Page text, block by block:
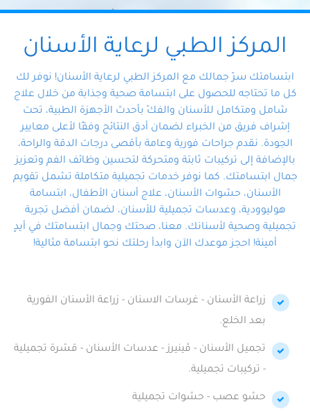
احتياجات الأسنان تحت سقف واحد،
وتضمن لك حلاً شاملًا لجميع
المتخصص ذوي الخبرة، ستجد نفسك
في أيد أمينة تلبي احتياجاتك بكل
احترافية ودقة.
المركز الطبي لرعاية الأسنان
ابتسامتك سرّ جمالك مع المركز الطبي لرعاية الأسنان! نوفر لك
كل ما تحتاجه للحصول على ابتسامة صحية وجذابة من خلال علاج
شامل ومتكامل للأسنان والفكّ بأحدث الأجهزة الطبية، تحت
إشراف فريق من الخبراء لضمان أدق النتائج وفقًا لأعلى معايير
الجودة. نقدم جراحات فورية وعامة بأقصى درجات الدقة والراحة،
بالإضافة إلى تركيبات ثابتة ومتحركة لتحسين وظائف الفم وتعزيز
جمال ابتسامتك. كما نوفر خدمات تجميلية متكاملة تشمل تقويم
الأسنان، حشوات الأسنان، علاج أسنان الأطفال، ابتسامة
هوليوودية، وعدسات تجميلية للأسنان، لضمان أفضل تجربة
تجميلية وصحية لأسنانك. معنا، صحتك وجمال ابتسامتك في أيدٍ
أمينة! احجز موعدك الآن وابدأ رحلتك نحو ابتسامة مثالية!
زراعة الأسنان - غرسات الاسنان - زراعة الأسنان الفورية
بعد الخلع.
تجميل الأسنان - ڤينيرز - عدسات الأسنان - قشرة تجميلية
- تركيبات تجميلية.
حشو عصب - حشوات تجميلية